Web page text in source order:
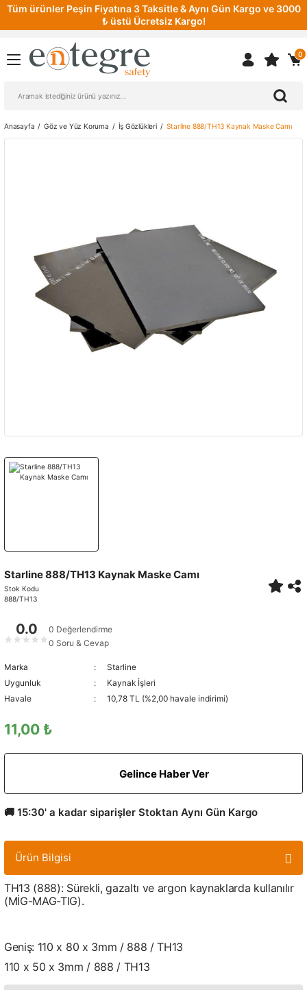
Tüm ürünler Peşin Fiyatına 3 Taksitle & Aynı Gün Kargo ve 3000
₺ üstü Ücretsiz Kargo!
0
Anasayfa Göz ve Yüz Koruma İş Gözlükleri Starline 888/TH13 Kaynak Maske Camı
Starline 888/TH13 Kaynak Maske Camı
Stok Kodu
888/TH13
0.0
★ ★ ★ ★ ★
0 Değerlendirme
0 Soru & Cevap
Marka
Starline
Uygunluk
Kaynak İşleri
Havale
10,78 TL (%2,00 havale indirimi)
11,00 ₺
Gelince Haber Ver
🚚 15:30' a kadar siparişler Stoktan Aynı Gün Kargo
Ürün Bilgisi
TH13 (888): Sürekli, gazaltı ve argon kaynaklarda kullanılır
(MİG-MAG-TIG).
Geniş: 110 x 80 x 3mm / 888 / TH13
110 x 50 x 3mm / 888 / TH13